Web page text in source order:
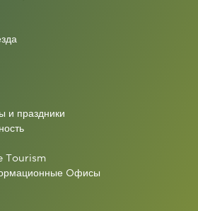
и праздники
Tourism
Oфисы